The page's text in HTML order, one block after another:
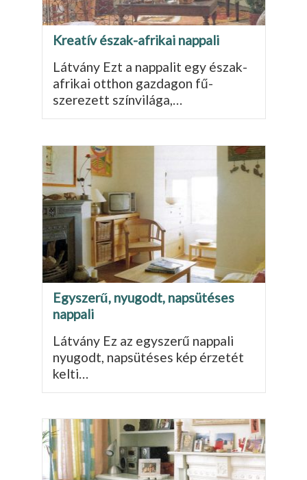
Kreatív észak-afrikai nappali
Látvány Ezt a nappalit egy észak-
afrikai otthon gazdagon fű­
szerezett színvilága,…
Egyszerű, nyugodt, napsütéses
nappali
Látvány Ez az egyszerű nappali
nyugodt, napsütéses kép érzetét
kelti…